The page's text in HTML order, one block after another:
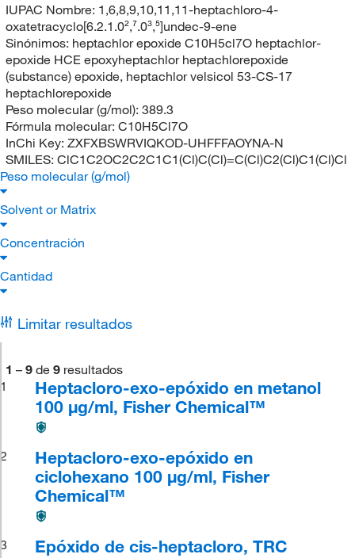
IUPAC Nombre: 1,6,8,9,10,11,11-heptachloro-4-
oxatetracyclo[6.2.1.0²,⁷.0³,⁵]undec-9-ene
Sinónimos: heptachlor epoxide C10H5cl7O heptachlor-
epoxide HCE epoxyheptachlor heptachlorepoxide
(substance) epoxide, heptachlor velsicol 53-CS-17
heptachlorepoxide
Peso molecular (g/mol): 389.3
Fórmula molecular: C10H5Cl7O
InChi Key: ZXFXBSWRVIQKOD-UHFFFAOYNA-N
SMILES: ClC1C2OC2C2C1C1(Cl)C(Cl)=C(Cl)C2(Cl)C1(Cl)Cl
Peso molecular (g/mol)
Solvent or Matrix
Concentración
Cantidad
Limitar resultados
1 – 9 de 9 resultados
1
Heptacloro-exo-epóxido en metanol
100 μg/ml, Fisher Chemical™
2
Heptacloro-exo-epóxido en
ciclohexano 100 μg/ml, Fisher
Chemical™
3 Epóxido de cis-heptacloro, TRC